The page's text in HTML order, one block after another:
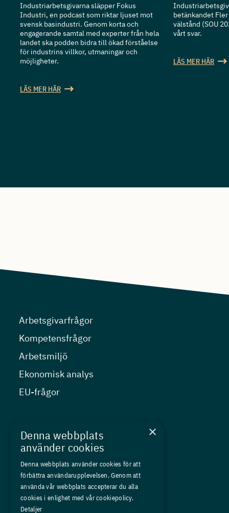
Industriarbetsgivarna släpper Fokus
Industri, en podcast som riktar ljuset mot
svensk basindustri. Genom korta och
engagerande samtal med experter från hela
landet ska podden bidra till ökad förståelse
för industrins villkor, utmaningar och
möjligheter.
LÄS MER HÄR
betänkandet
välstånd (SOU
vårt svar.
LÄS MER HÄR
Arbetsgivarfrågor
Kompetensfrågor
Arbetsmiljö
Ekonomisk analys
EU-frågor
Kurser
Medlemskap
Om oss
Press
×
Denna webbplats
använder cookies
Denna webbplats använder cookies för att
förbättra användarupplevelsen. Genom att
använda vår webbplats accepterar du alla
cookies i enlighet med vår cookiepolicy.
Detaljer